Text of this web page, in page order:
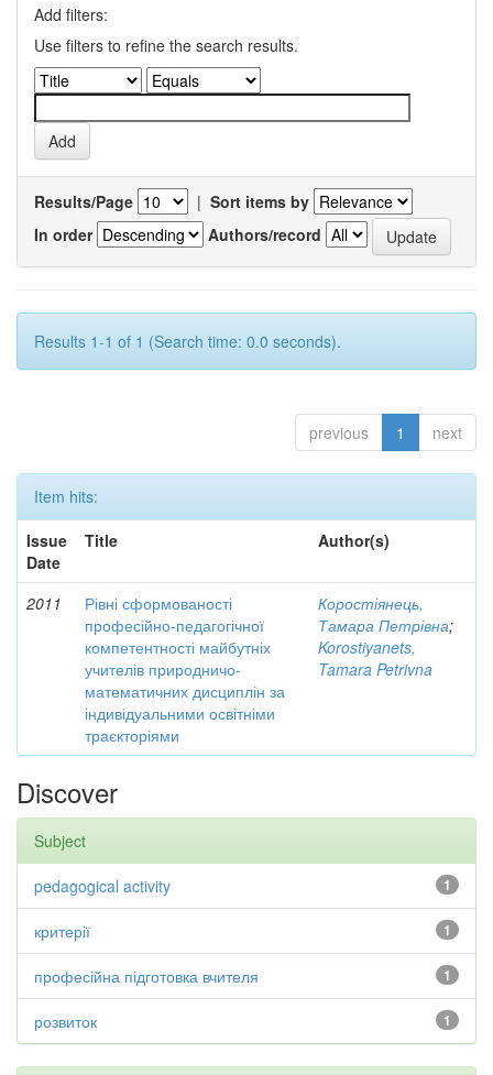
Add filters:
Use filters to refine the search results.
Results/Page | Sort items by
In order
Authors/record
Results 1-1 of 1 (Search time: 0.0 seconds).
previous 1 next
Item hits:
Issue
Date
Title Author(s)
2011
Рівні сформованості
професійно-педагогічної
компетентності майбутніх
учителів природничо-
математичних дисциплін за
індивідуальними освітніми
траєкторіями
Коростіянець,
Тамара Петрівна;
Korostiyanets,
Tamara Petrivna
Discover
Subject
1
pedagogical activity
1
критерії
1
професійна підготовка вчителя
1
розвиток